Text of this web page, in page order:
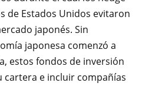
de Estados Unidos evitaron
japonés. Sin
japonesa comenzó a
estos fondos de inversión
cartera e incluir compañías